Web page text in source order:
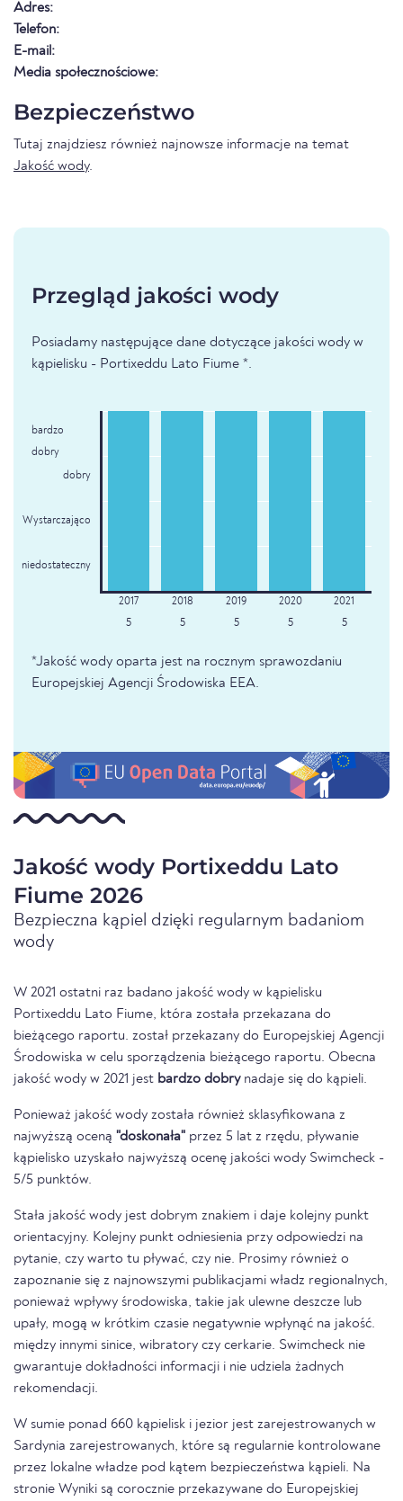
Adres:
Telefon:
E-mail:
Media społecznościowe:
Bezpieczeństwo
Tutaj znajdziesz również najnowsze informacje na temat
Jakość wody.
Przegląd jakości wody
Posiadamy następujące dane dotyczące jakości wody w
kąpielisku - Portixeddu Lato Fiume *.
bardzo
dobry
dobry
Wystarczająco
niedostateczny
5 5 5 5 5
*Jakość wody oparta jest na rocznym sprawozdaniu
Europejskiej Agencji Środowiska EEA.
Jakość wody Portixeddu Lato
Fiume 2026
Bezpieczna kąpiel dzięki regularnym badaniom
wody
W 2021 ostatni raz badano jakość wody w kąpielisku
Portixeddu Lato Fiume, która została przekazana do
bieżącego raportu. został przekazany do Europejskiej Agencji
Środowiska w celu sporządzenia bieżącego raportu. Obecna
jakość wody w 2021 jest bardzo dobrynadaje się do kąpieli.
Ponieważ jakość wody została również sklasyfikowana z
najwyższą oceną "doskonała" przez 5 lat z rzędu, pływanie
kąpielisko uzyskało najwyższą ocenę jakości wody Swimcheck -
5/5 punktów.
Stała jakość wody jest dobrym znakiem i daje kolejny punkt
orientacyjny. Kolejny punkt odniesienia przy odpowiedzi na
pytanie, czy warto tu pływać, czy nie. Prosimy również o
zapoznanie się z najnowszymi publikacjami władz regionalnych,
ponieważ wpływy środowiska, takie jak ulewne deszcze lub
upały, mogą w krótkim czasie negatywnie wpłynąć na jakość.
między innymi sinice, wibratory czy cerkarie. Swimcheck nie
gwarantuje dokładności informacji i nie udziela żadnych
rekomendacji.
W sumie ponad 660 kąpielisk i jezior jest zarejestrowanych w
Sardynia zarejestrowanych, które są regularnie kontrolowane
przez lokalne władze pod kątem bezpieczeństwa kąpieli. Na
stronie Wyniki są corocznie przekazywane do Europejskiej